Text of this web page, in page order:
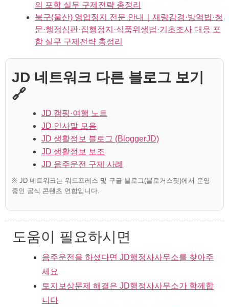
의 포함 실무 구제전략 총정리
북구(울산) 영업정지 전문 안내｜재량감경·방역법·청
문·행정심판·집행정지·식품위생법·기초조사 대응 포
함 실무 구제전략 총정리
JD 네트워크 다른 블로그 보기
🔗
JD 캠핑·여행 노트
JD 인사말 모음
JD 생활정보 블로그 (BloggerJD)
JD 생활정보 보조
JD 음주운전 구제 사례
※ JD 네트워크는 워드프레스 및 구글 블로그(블로거스팟)에서 운영
중인 공식 콘텐츠 연합입니다.
도움이 필요하시면
음주운전을 하셨다면 JD행정사사무소를 찾아주
세요
토지보상문제 해결은 JD행정사사무소가 함께합
니다